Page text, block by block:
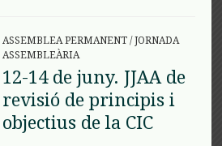
ASSEMBLEA PERMANENT/JORNADA
ASSEMBLEÀRIA
12-14 de juny. JJAA de
revisió de principis i
objectius de la CIC